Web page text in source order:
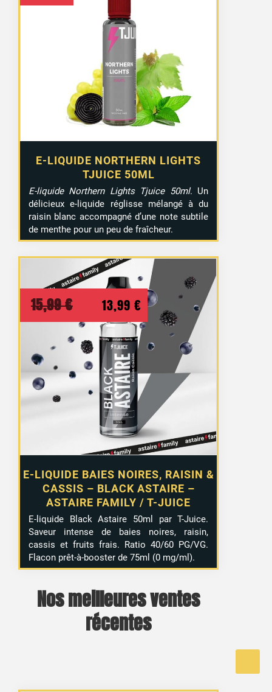
E-LIQUIDE NORTHERN LIGHTS
TJUICE 50ML
E-liquide Northern Lights Tjuice 50ml. Un
délicieux e-liquide réglisse mélangé à du
raisin blanc accompagné d’une note subtile
de menthe pour un peu de fraîcheur.
E-LIQUIDE BAIES NOIRES, RAISIN &
CASSIS – BLACK ASTAIRE –
ASTAIRE FAMILY / T-JUICE
15,99€
Le
prix
initial
était :
15,99 €.
13,99 € Le
prix
actuel
est :
13,99 €.
E-liquide Black Astaire 50ml par T-Juice.
Saveur intense de baies noires, raisin,
cassis et fruits frais. Ratio 40/60 PG/VG.
Flacon prêt-à-booster de 75ml (0 mg/ml).
Nos meilleures ventes
récentes